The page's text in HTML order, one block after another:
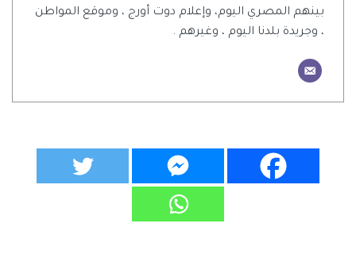
بينهم المصري اليوم، وإعلام دوت أورج ، وموقع المواطن
، وجريدة بلدنا اليوم ، وغيرهم .